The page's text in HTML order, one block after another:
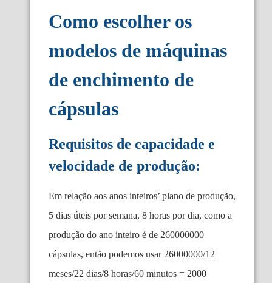
Como escolher os
modelos de máquinas
de enchimento de
cápsulas
Requisitos de capacidade e
velocidade de produção:
Em relação aos anos inteiros’ plano de produção,
5 dias úteis por semana, 8 horas por dia, como a
produção do ano inteiro é de 260000000
cápsulas, então podemos usar 26000000/12
meses/22 dias/8 horas/60 minutos = 2000